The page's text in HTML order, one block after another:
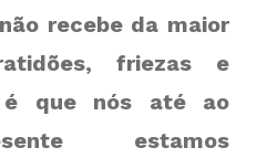
recebe da maior
friezas e
é que nós até ao
estamos